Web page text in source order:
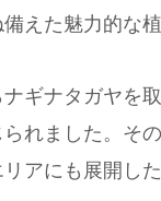
えた魅力的な植
ギナタガヤを
れました。そ
アにも展開した